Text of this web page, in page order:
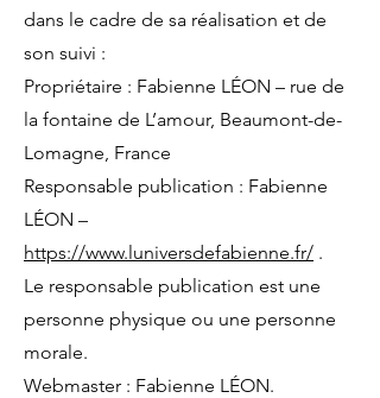
dans le cadre de sa réalisation et de
son suivi :
Propriétaire : Fabienne LÉON – rue de
la fontaine de L’amour, Beaumont-de-
Lomagne, France
Responsable publication : Fabienne
LÉON –
https://www.luniversdefabienne.fr/ .
Le responsable publication est une
personne physique ou une personne
morale.
Webmaster : Fabienne LÉON.